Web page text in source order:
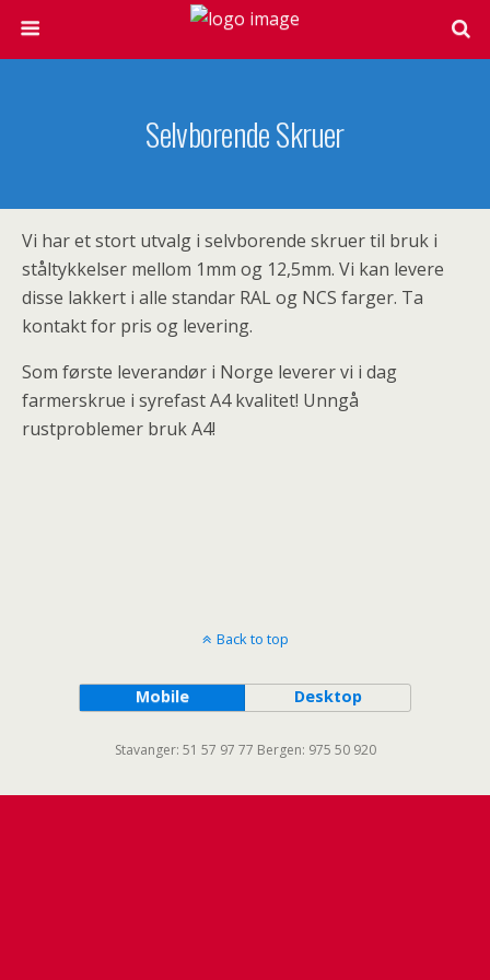
Selvborende Skruer
Vi har et stort utvalg i selvborende skruer til bruk i
ståltykkelser mellom 1mm og 12,5mm. Vi kan levere
disse lakkert i alle standar RAL og NCS farger. Ta
kontakt for pris og levering.
Som første leverandør i Norge leverer vi i dag
farmerskrue i syrefast A4 kvalitet! Unngå
rustproblemer bruk A4!
Back to top
Mobile Desktop
Stavanger: 51 57 97 77 Bergen: 975 50 920